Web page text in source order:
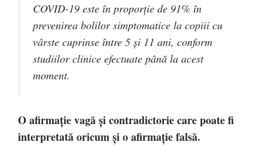
COVID-19 este în proporție de 91% în
prevenirea bolilor simptomatice la copiii cu
vârste cuprinse între 5 și 11 ani, conform
studiilor clinice efectuate până la acest
moment.
O afirmație vagă și contradictorie care poate fi
interpretată oricum și o afirmație falsă.